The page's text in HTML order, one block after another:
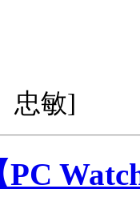
忠敏]
PC